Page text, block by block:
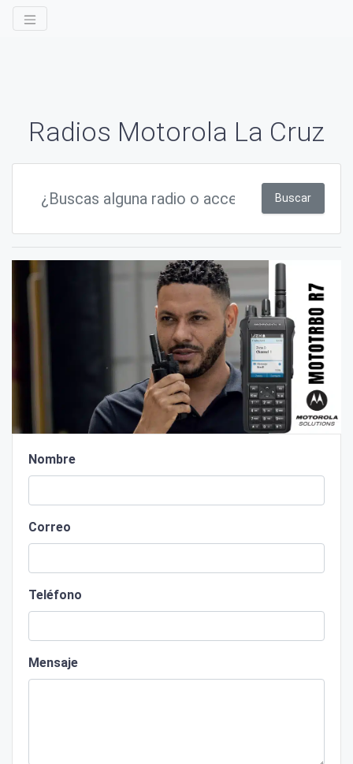
Radios Motorola La Cruz
Buscar
Nombre
Correo
Teléfono
Mensaje